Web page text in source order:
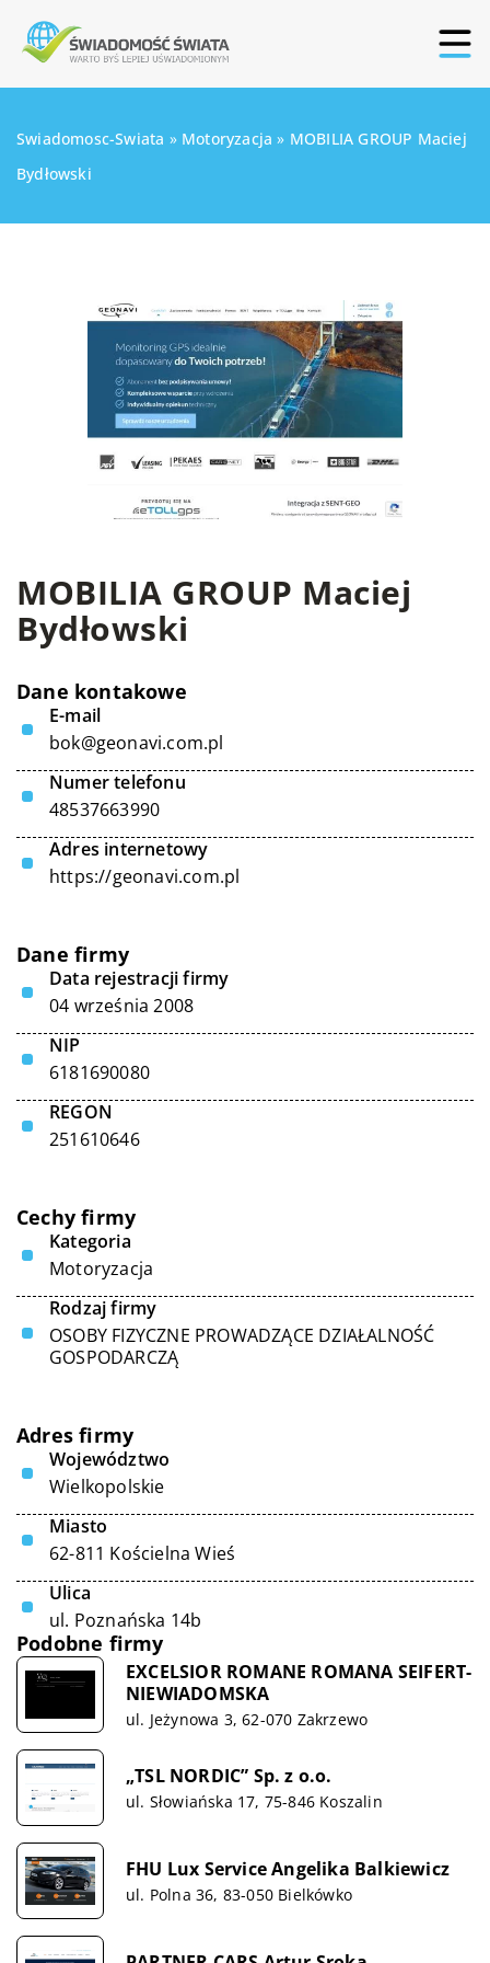
Swiadomosc-Swiata » Motoryzacja » MOBILIA GROUP Maciej
Bydłowski
MOBILIA GROUP Maciej
Bydłowski
Dane kontakowe
E-mail
bok@geonavi.com.pl
Numer telefonu
48537663990
Adres internetowy
https://geonavi.com.pl
Dane firmy
Data rejestracji firmy
04 września 2008
NIP
6181690080
REGON
251610646
Cechy firmy
Kategoria
Motoryzacja
Rodzaj firmy
OSOBY FIZYCZNE PROWADZĄCE DZIAŁALNOŚĆ
GOSPODARCZĄ
Adres firmy
Województwo
Wielkopolskie
Miasto
62-811 Kościelna Wieś
Ulica
ul. Poznańska 14b
Podobne firmy
EXCELSIOR ROMANE ROMANA SEIFERT-
NIEWIADOMSKA
ul. Jeżynowa 3, 62-070 Zakrzewo
„TSL NORDIC” Sp. z o.o.
ul. Słowiańska 17, 75-846 Koszalin
FHU Lux Service Angelika Balkiewicz
ul. Polna 36, 83-050 Bielkówko